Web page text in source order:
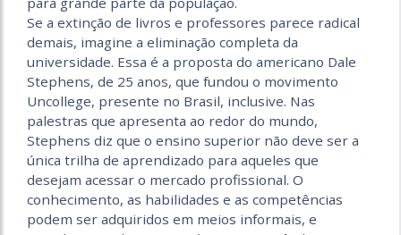
Se a extinção de livros e professores parece radical
demais, imagine a eliminação completa da
universidade. Essa é a proposta do americano Dale
Stephens, de 25 anos, que fundou o movimento
Uncollege, presente no Brasil, inclusive. Nas
palestras que apresenta ao redor do mundo,
Stephens diz que o ensino superior não deve ser a
única trilha de aprendizado para aqueles que
desejam acessar o mercado profissional. O
conhecimento, as habilidades e as competências
podem ser adquiridos em meios informais, e